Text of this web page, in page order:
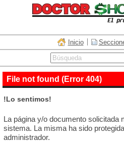
Inicio
File not found (Error 404)
!Lo sentimos!
La página y/o documento solicitada
sistema. La misma ha sido
administrador.